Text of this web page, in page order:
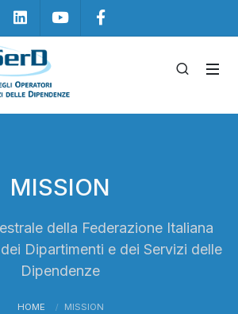
Linkedin Youtube
MISSION
della Federazione Italiana
Dipartimenti e dei Servizi delle
Dipendenze
HOME MISSION